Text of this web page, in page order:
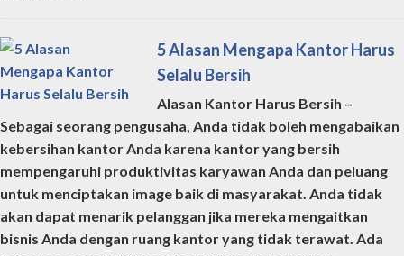
5 Alasan Mengapa Kantor Harus
Selalu Bersih
Alasan Kantor Harus Bersih –
Sebagai seorang pengusaha, Anda tidak boleh mengabaikan
kebersihan kantor Anda karena kantor yang bersih
mempengaruhi produktivitas karyawan Anda dan peluang
untuk menciptakan image baik di masyarakat. Anda tidak
akan dapat menarik pelanggan jika mereka mengaitkan
bisnis Anda dengan ruang kantor yang tidak terawat. Ada